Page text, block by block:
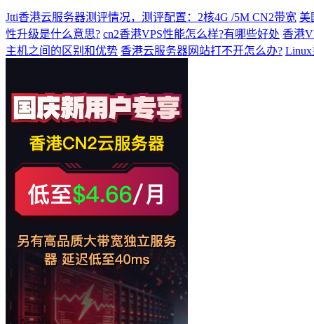
Jtti香港云服务器测评情况，测评配置：2核4G /5M CN2带宽 美
性升级是什么意思? cn2香港VPS性能怎么样?有哪些好处 香港
主机之间的区别和优势 香港云服务器网站打不开怎么办?